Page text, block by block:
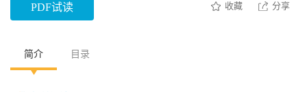
PDF试读 收藏 分享
简介 目录